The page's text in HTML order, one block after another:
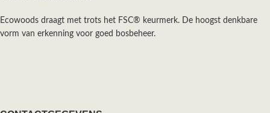
Ecowoods draagt met trots het FSC® keurmerk. De hoogst denkbare
vorm van erkenning voor goed bosbeheer.